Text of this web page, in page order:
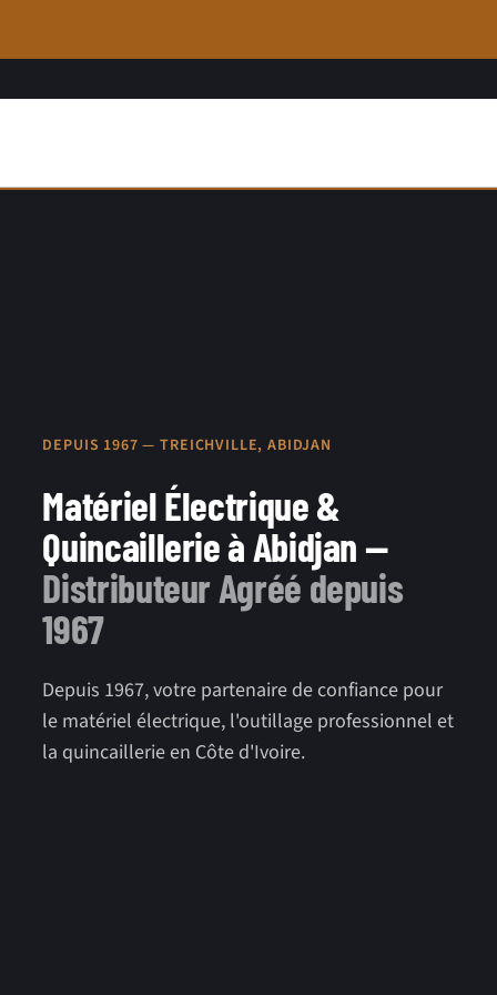
DEPUIS 1967 — TREICHVILLE, ABIDJAN
Matériel Électrique &
Quincaillerie à Abidjan —
Distributeur Agréé depuis
1967
Depuis 1967, votre partenaire de confiance pour
le matériel électrique, l'outillage professionnel et
la quincaillerie en Côte d'Ivoire.